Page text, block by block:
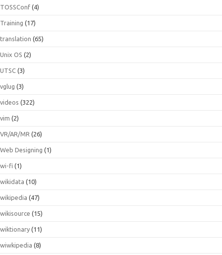
TOSSConf (4)
Training (17)
translation (65)
Unix OS (2)
UTSC (3)
vglug (3)
videos (322)
vim (2)
VR/AR/MR (26)
Web Designing (1)
wi-fi (1)
wikidata (10)
wikipedia (47)
wikisource (15)
wiktionary (11)
wiwkipedia (8)